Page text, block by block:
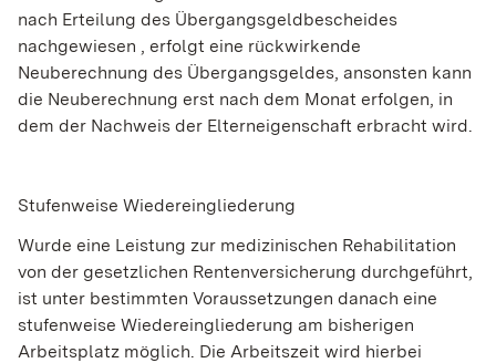
nach Erteilung des Übergangsgeldbescheides
nachgewiesen , erfolgt eine rückwirkende
Neuberechnung des Übergangsgeldes, ansonsten kann
die Neuberechnung erst nach dem Monat erfolgen, in
dem der Nachweis der Elterneigenschaft erbracht wird.
Stufenweise Wiedereingliederung
Wurde eine Leistung zur medizinischen Rehabilitation
von der gesetzlichen Rentenversicherung durchgeführt,
ist unter bestimmten Voraussetzungen danach eine
stufenweise Wiedereingliederung am bisherigen
Arbeitsplatz möglich. Die Arbeitszeit wird hierbei